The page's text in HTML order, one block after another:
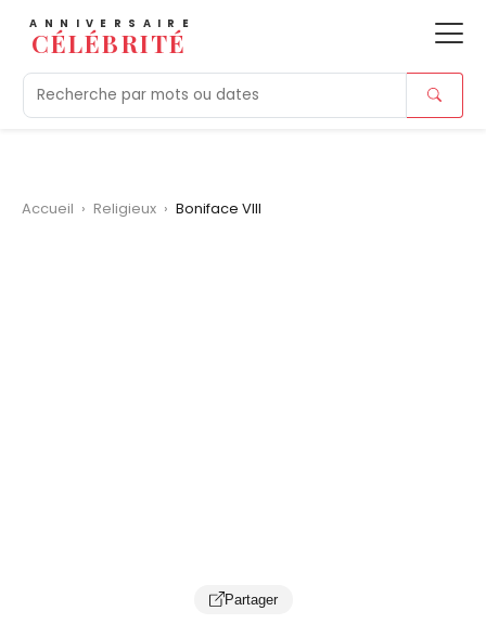
ANNIVERSAIRE
CÉLÉBRITÉ
Aujourd'hui Tendances Morts
Accueil › Religieux › Boniface VIII
Partager